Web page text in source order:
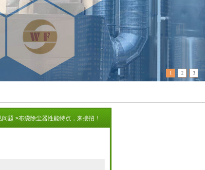
1 2 3
问题 >布袋除尘器性能特点，来接招！